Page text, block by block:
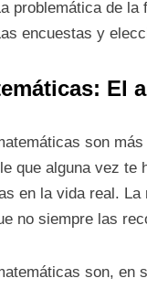
problemática de
encuestas y
El
son
que alguna vez te
en la vida real.
no siempre las
son, en